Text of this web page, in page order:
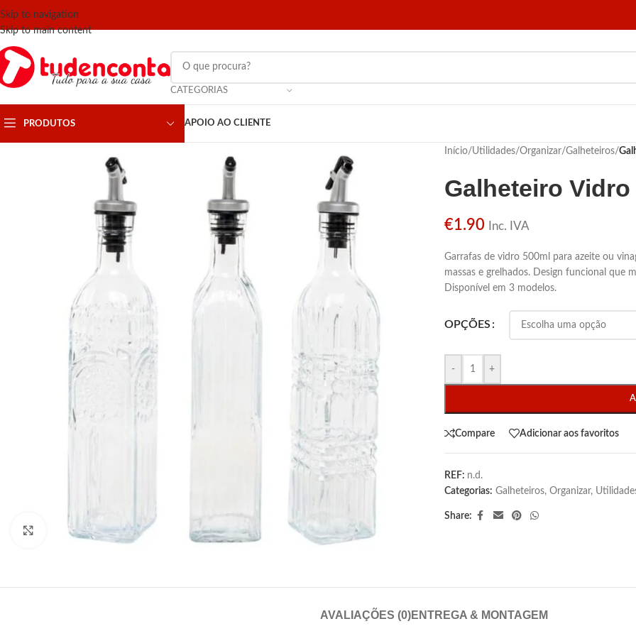
Skip to navigation
Skip to main content
CATEGORIAS
PRODUTOS APOIO AO CLIENTE
Click para aumentar
Início/Utilidades/Organizar/Galheteiros/
Galheteiro Vidro
€1.90 Inc. IVA
Garrafas de vidro 500ml para azeite ou
massas e grelhados. Design funcional que
Disponível em 3 modelos.
OPÇÕES
- +
Compare Adicionar aos favoritos
REF: n.d.
Categorias: Galheteiros, Organizar,
Share:
AVALIAÇÕES (0)ENTREGA & MONTAGEM